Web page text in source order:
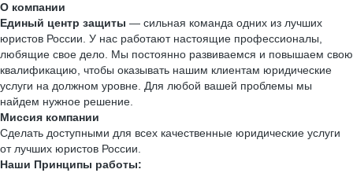
О компании
Единый центр защиты — сильная команда одних из лучших
юристов России. У нас работают настоящие профессионалы,
любящие свое дело. Мы постоянно развиваемся и повышаем свою
квалификацию, чтобы оказывать нашим клиентам юридические
услуги на должном уровне. Для любой вашей проблемы мы
найдем нужное решение.
Миссия компании
Сделать доступными для всех качественные юридические услуги
от лучших юристов России.
Наши Принципы работы: